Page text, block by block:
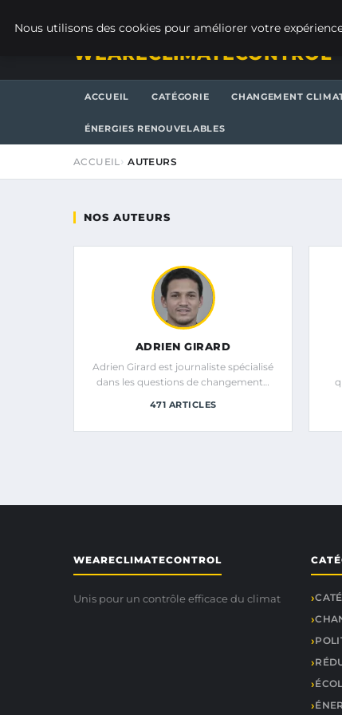
WEARECLIMATECONTROL
ACCUEIL CATÉGORIE CHANGEMENT
ÉNERGIES RENOUVELABLES
ACCUEIL AUTEURS
NOS AUTEURS
ADRIEN GIRARD
Adrien Girard est journaliste spécialisé
dans les questions de changement…
471 ARTICLES
WEARECLIMATECONTROL
Unis pour un contrôle efficace du climat
Nous utilisons des cookies pour améliorer votre